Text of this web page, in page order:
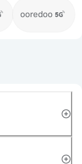
ooredoo